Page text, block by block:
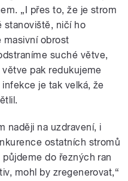
„I přes to, že je strom
stanoviště, ničí ho
masivní obrost
suché větve,
pak redukujeme
je tak velká, že
naději na uzdravení, i
ostatních stromů
půjdeme do řezných ran
mohl by zregenerovat,“